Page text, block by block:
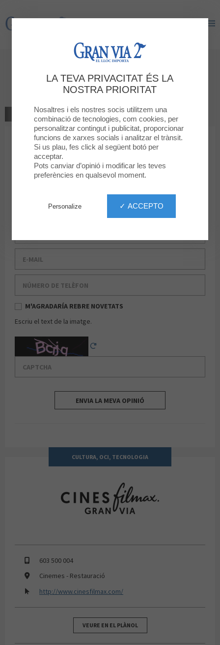
Gran Via 2
Dóna la teva opinió
CINES FILMAX GRANVIA
TORNAR A LA BOTIGA
La teva classificació 5
4
3
2
Missatge
M'AGRADARÍA REBRE NOVETATS
Escriu el text de la imatge.
Captcha
ENVIA LA MEVA OPINIÓ
CULTURA, OCI, TECNOLOGIA
CINES FILMAX GRANVIA
603 500 004
Cinemes - Restauració
http://www.cinesfilmax.com/
VEURE EN EL PLÀNOL
LA TEVA PRIVACITAT ÉS LA
NOSTRA PRIORITAT
Nosaltres i els nostres socis utilitzem una
combinació de tecnologies, com cookies, per
personalitzar contingut i publicitat, proporcionar
funcions de xarxes socials i analitzar el trànsit.
Si us plau, fes click al següent botó per
acceptar.
Pots canviar d’opinió i modificar les teves
preferències en qualsevol moment.
✓ ACCEPTO
Personalize